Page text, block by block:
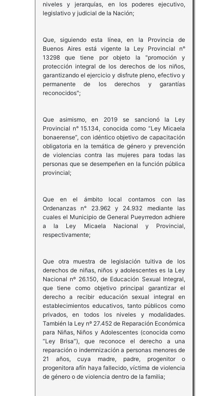
niveles y jerarquías, en los poderes ejecutivo,
legislativo y judicial de la Nación;
Que, siguiendo esta línea, en la Provincia de
Buenos Aires está vigente la Ley Provincial n°
13298 que tiene por objeto la "promoción y
protección integral de los derechos de los niños,
garantizando el ejercicio y disfrute pleno, efectivo y
permanente de los derechos y garantías
reconocidos";
Que asimismo, en 2019 se sancionó la Ley
Provincial n° 15.134, conocida como “Ley Micaela
bonaerense”, con idéntico objetivo de capacitación
obligatoria en la temática de género y prevención
de violencias contra las mujeres para todas las
personas que se desempeñen en la función pública
provincial;
Que en el ámbito local contamos con las
Ordenanzas n° 23.962 y 24.932 mediante las
cuales el Municipio de General Pueyrredon adhiere
a la Ley Micaela Nacional y Provincial,
respectivamente;
Que otra muestra de legislación tuitiva de los
derechos de niñas, niños y adolescentes es la Ley
Nacional nº 26.150, de Educación Sexual Integral,
que tiene como objetivo principal garantizar el
derecho a recibir educación sexual integral en
establecimientos educativos, tanto públicos como
privados, en todos los niveles y modalidades.
También la Ley nº 27.452 de Reparación Económica
para Niñas, Niños y Adolescentes (conocida como
“Ley Brisa”), que reconoce el derecho a una
reparación o indemnización a personas menores de
21 años, cuya madre, padre, progenitor o
progenitora afín haya fallecido, víctima de violencia
de género o de violencia dentro de la familia;